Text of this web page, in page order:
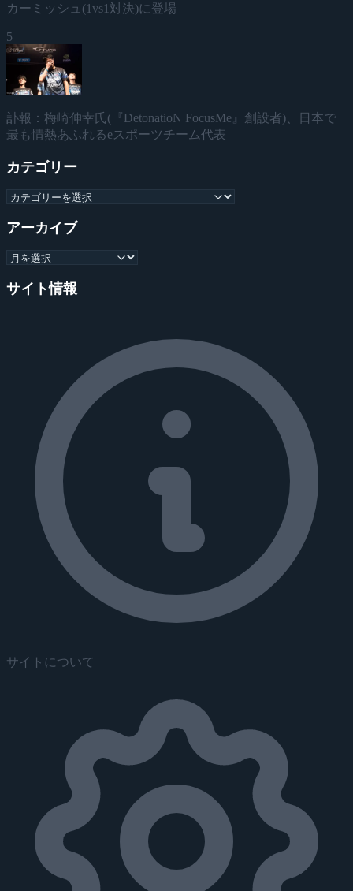
カーミッシュ(1vs1対決)に登場
5
訃報：梅崎伸幸氏(『DetonatioN FocusMe』創設者)、日本で
最も情熱あふれるeスポーツチーム代表
カテゴリー
アーカイブ
サイト情報
サイトについて